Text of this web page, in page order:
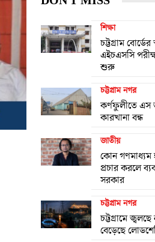
শিক্ষা
চট্টগ্রাম বোর্ডের
এইচএসসি
শুরু
চট্টগ্রাম নগর
কর্ণফুলীতে
কারখানা বন্ধ
জাতীয়
কোন গণমাধ্যম
প্রচার করলে
সরকার
চট্টগ্রাম নগর
চট্টগ্রামে
বেড়েছে